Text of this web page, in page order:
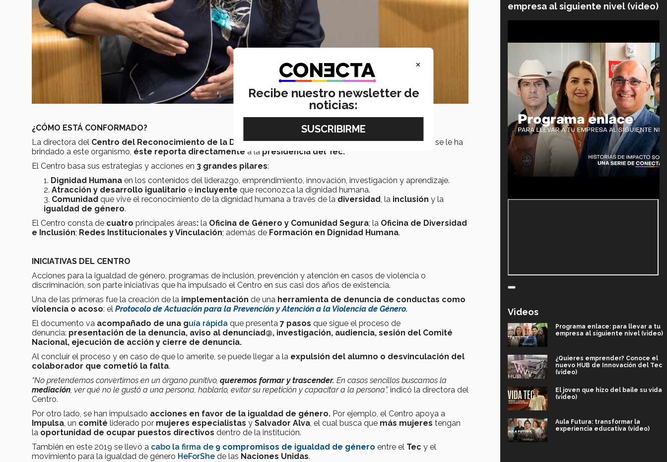
¿CÓMO ESTÁ CONFORMADO?
La directora del Centro del Reconocimiento de la Dignidad Humanadestacó que por la importancia que se le ha
brindado a este organismo, éste reporta directamente a la presidencia del Tec.
El Centro basa sus estrategias y acciones en 3 grandes pilares:
Dignidad Humana en los contenidos del liderazgo, emprendimiento, innovación, investigación y aprendizaje.
Atracción y desarrollo igualitario e incluyente que reconozca la dignidad humana.
Comunidad que vive el reconocimiento de la dignidad humana a través de la diversidad, la inclusión y la
igualdad de género.
El Centro consta de cuatro principales áreas: la Oficina de Género y Comunidad Segura; la Oficina de Diversidad
e Inclusión; Redes Institucionales y Vinculación; además de Formación en Dignidad Humana.
INICIATIVAS DEL CENTRO
Acciones para la igualdad de género, programas de inclusión, prevención y atención en casos de violencia o
discriminación, son parte iniciativas que ha impulsado el Centro en sus casi dos años de existencia.
Una de las primeras fue la creación de la implementación de una herramienta de denuncia de conductas como
violencia o acoso: el Protocolo de Actuación para la Prevención y Atención a la Violencia de Género.
El documento va acompañado de una guía rápida que presenta 7 pasos que sigue el proceso de
denuncia: presentación de la denuncia, aviso al denunciad@, investigación, audiencia, sesión del Comité
Nacional, ejecución de acción y cierre de denuncia.
Al concluir el proceso y en caso de que lo amerite, se puede llegar a la expulsión del alumno o desvinculación del
colaborador que cometió la falta.
“No pretendemos convertirnos en un órgano punitivo, queremos formar y trascender. En casos sencillos buscamos la
mediación, ver qué no le gustó a una persona, hablarlo, evitar su repetición y capacitar a la persona”, indicó la directora del
Centro.
Por otro lado, se han impulsado acciones en favor de la igualdad de género. Por ejemplo, el Centro apoya a
Impulsa, un comité liderado por mujeres especialistas y Salvador Alva, el cual busca que más mujeres tengan
la oportunidad de ocupar puestos directivos dentro de la institución.
También en este 2019 se llevó a cabo la firma de 9 compromisos de igualdad de género entre el Tec y el
movimiento para la igualdad de género HeForShe de las Naciones Unidas.
empresa al siguiente nivel (video)
Videos
Programa enlace: para llevar a tu
empresa al siguiente nivel (video)
¿Quieres emprender? Conoce el
nuevo HUB de Innovación del Tec
(video)
El joven que hizo del baile su vida
(video)
Aula Futura: transformar la
experiencia educativa (video)
×
Recibe nuestro newsletter de
noticias: